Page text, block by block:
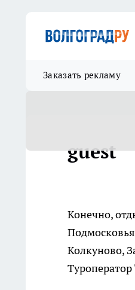
Заказать рекламу
guest
Конечно,
Колкуново,